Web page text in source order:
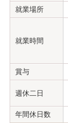
就業場所
就業時間
賞与
週休二日
年間休日数